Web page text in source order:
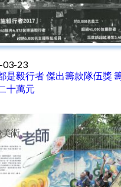
03-23
是毅行者 傑出籌款隊伍獎
十萬元